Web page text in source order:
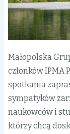
Małopolska
członków IPMA
spotkania
sympatyków
naukowców i
którzy chcą